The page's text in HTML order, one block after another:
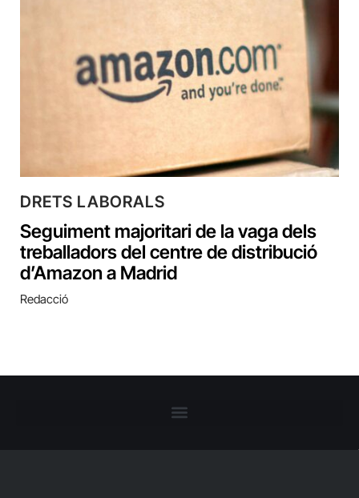
DRETS LABORALS
Seguiment majoritari de la vaga dels
treballadors del centre de distribució
d’Amazon a Madrid
Redacció